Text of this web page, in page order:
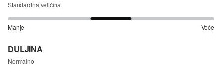
Standardna veličina
Manje Veće
DULJINA
Normalno